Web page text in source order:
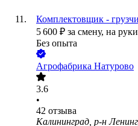
Комплектовщик -
5 600 ₽ за смену, на руки
Без опыта
Агрофабрика Натурово
3.6
•
42 отзыва
Калининград, р-н